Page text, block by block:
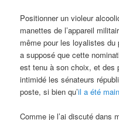
Positionner un violeur
manettes de l’appareil
même pour les loyalistes
a supposé que cette
est tenu à son choix, et des
intimidé les sénateurs
poste, si bien qu’il a été
Comme je l’ai discuté dans